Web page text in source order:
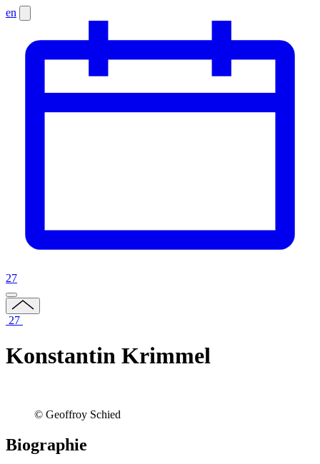
en
27
27
Konstantin Krimmel
© Geoffroy Schied
Biographie